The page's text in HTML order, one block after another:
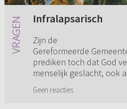
Infralapsarisch
Zijn de
Gereformeerde
prediken toch dat God
menselijk geslacht, ook
ter verhee...
Geen reacties